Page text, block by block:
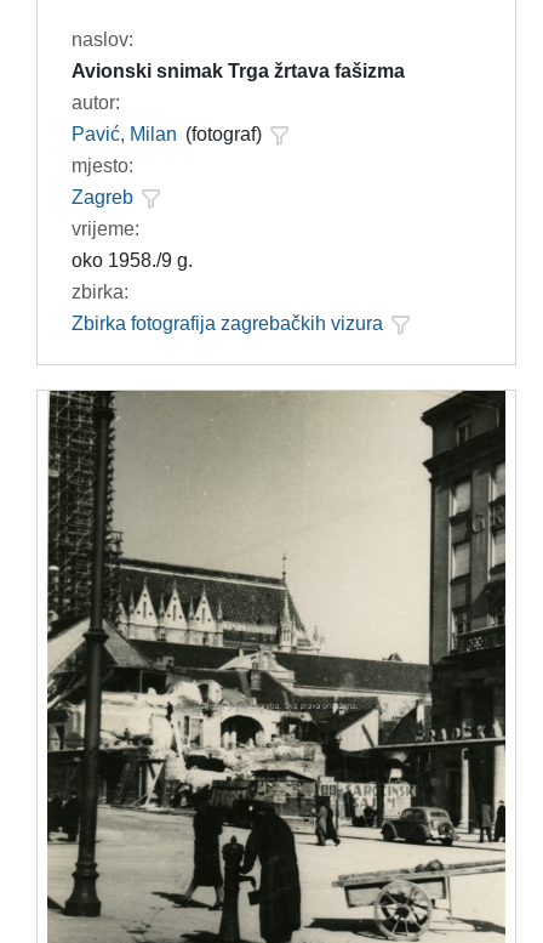
naslov:
Avionski snimak Trga žrtava fašizma
autor:
Pavić, Milan (fotograf)
mjesto:
Zagreb
vrijeme:
oko 1958./9 g.
zbirka:
Zbirka fotografija zagrebačkih vizura